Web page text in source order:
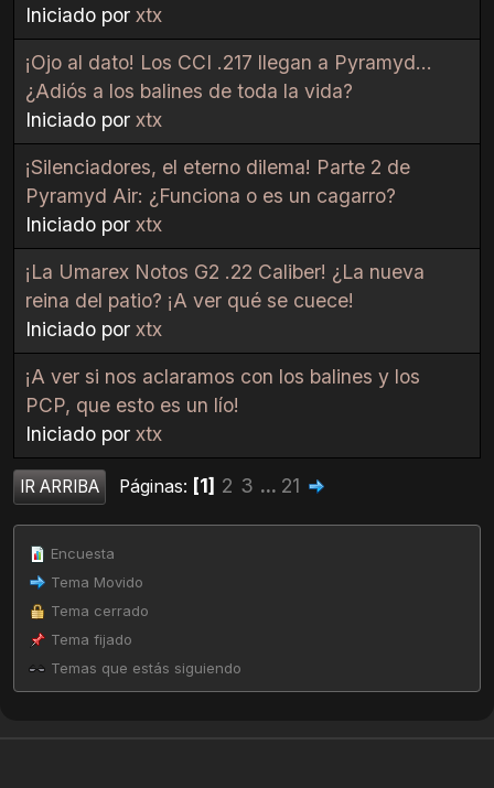
Iniciado por xtx
¡Ojo al dato! Los CCI .217 llegan a Pyramyd...
¿Adiós a los balines de toda la vida?
Iniciado por xtx
¡Silenciadores, el eterno dilema! Parte 2 de
Pyramyd Air: ¿Funciona o es un cagarro?
Iniciado por xtx
¡La Umarex Notos G2 .22 Caliber! ¿La nueva
reina del patio? ¡A ver qué se cuece!
Iniciado por xtx
¡A ver si nos aclaramos con los balines y los
PCP, que esto es un lío!
Iniciado por xtx
IR ARRIBA Páginas 1 2 3 ... 21
Encuesta
Tema Movido
Tema cerrado
Tema fijado
Temas que estás siguiendo